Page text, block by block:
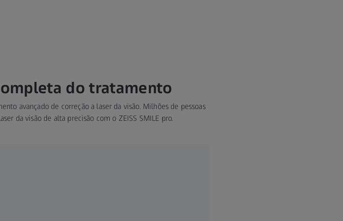
do tratamento
avançado de correção a laser da visão. Milhões de pessoas
da visão de alta precisão com o ZEISS SMILE pro.